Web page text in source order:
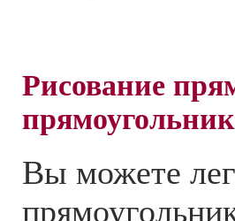
Рисование
Вы можете